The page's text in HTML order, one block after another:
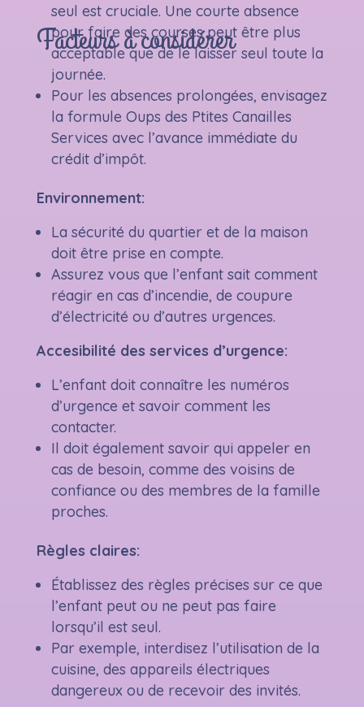
Facteurs à considérer
seul est cruciale. Une courte absence
pour faire des courses peut être plus
acceptable que de le laisser seul toute la
journée.
Pour les absences prolongées, envisagez
la formule Oups des Ptites Canailles
Services avec l’avance immédiate du
crédit d’impôt.
Environnement:
La sécurité du quartier et de la maison
doit être prise en compte.
Assurez vous que l’enfant sait comment
réagir en cas d’incendie, de coupure
d’électricité ou d’autres urgences.
Accesibilité des services d’urgence:
L’enfant doit connaître les numéros
d’urgence et savoir comment les
contacter.
Il doit également savoir qui appeler en
cas de besoin, comme des voisins de
confiance ou des membres de la famille
proches.
Règles claires:
Établissez des règles précises sur ce que
l’enfant peut ou ne peut pas faire
lorsqu’il est seul.
Par exemple, interdisez l’utilisation de la
cuisine, des appareils électriques
dangereux ou de recevoir des invités.